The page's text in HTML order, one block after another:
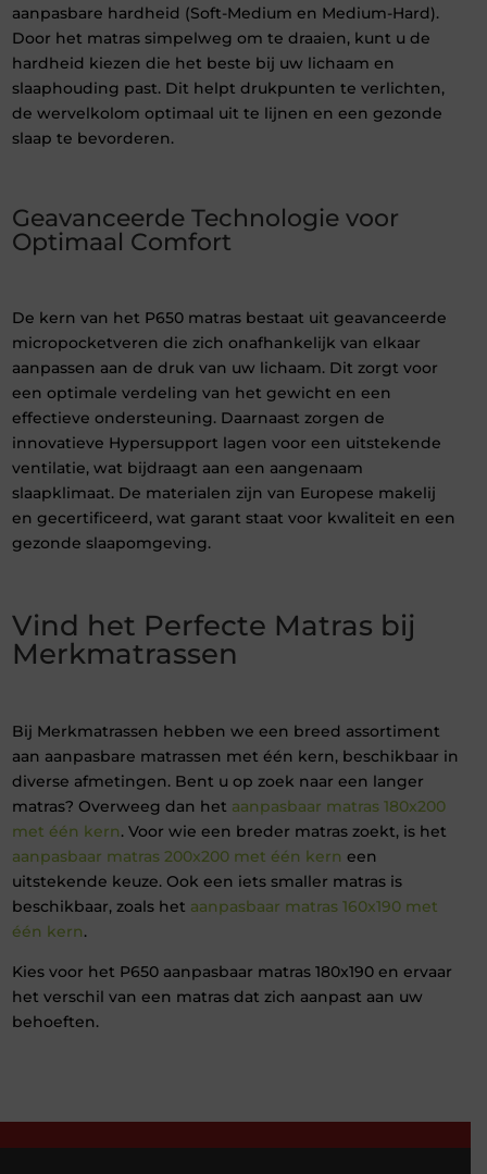
aanpasbare hardheid (Soft-Medium en Medium-Hard).
Door het matras simpelweg om te draaien, kunt u de
hardheid kiezen die het beste bij uw lichaam en
slaaphouding past. Dit helpt drukpunten te verlichten,
de wervelkolom optimaal uit te lijnen en een gezonde
slaap te bevorderen.
Geavanceerde Technologie voor
Optimaal Comfort
De kern van het P650 matras bestaat uit geavanceerde
micropocketveren die zich onafhankelijk van elkaar
aanpassen aan de druk van uw lichaam. Dit zorgt voor
een optimale verdeling van het gewicht en een
effectieve ondersteuning. Daarnaast zorgen de
innovatieve Hypersupport lagen voor een uitstekende
ventilatie, wat bijdraagt aan een aangenaam
slaapklimaat. De materialen zijn van Europese makelij
en gecertificeerd, wat garant staat voor kwaliteit en een
gezonde slaapomgeving.
Vind het Perfecte Matras bij
Merkmatrassen
Bij Merkmatrassen hebben we een breed assortiment
aan aanpasbare matrassen met één kern, beschikbaar in
diverse afmetingen. Bent u op zoek naar een langer
matras? Overweeg dan het aanpasbaar matras 180x200
met één kern. Voor wie een breder matras zoekt, is het
aanpasbaar matras 200x200 met één kern een
uitstekende keuze. Ook een iets smaller matras is
beschikbaar, zoals het aanpasbaar matras 160x190 met
één kern.
Kies voor het P650 aanpasbaar matras 180x190 en ervaar
het verschil van een matras dat zich aanpast aan uw
behoeften.